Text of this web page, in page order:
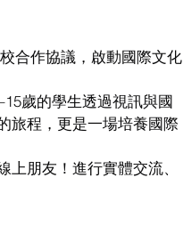
合作協議，啟動國際文化
歲的學生透過視訊與國
旅程，更是一場培養國際
朋友！進行實體交流、